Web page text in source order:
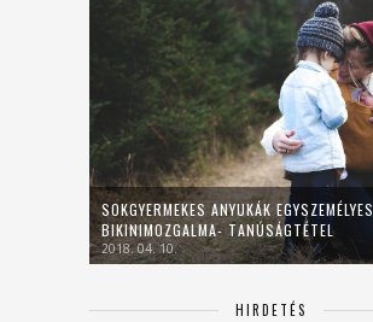
SOKGYERMEKES ANYUKÁK EGYSZEMÉLYES
BIKINIMOZGALMA- TANÚSÁGTÉTEL
2018. 04. 10.
HIRDETÉS